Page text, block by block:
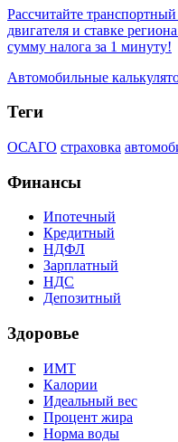
Рассчитайте
двигателя и ставке
сумму налога за 1 минуту!
Автомобильные
Теги
ОСАГО страховка
Финансы
Ипотечный
Кредитный
НДФЛ
Зарплатный
НДС
Депозитный
Здоровье
ИМТ
Калории
Идеальный вес
Процент жира
Норма воды